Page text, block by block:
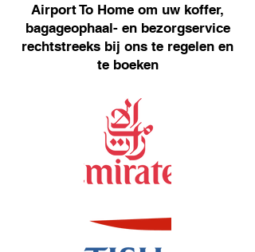
Airport To Home om uw koffer,
bagageophaal- en bezorgservice
rechtstreeks bij ons te regelen en
te boeken